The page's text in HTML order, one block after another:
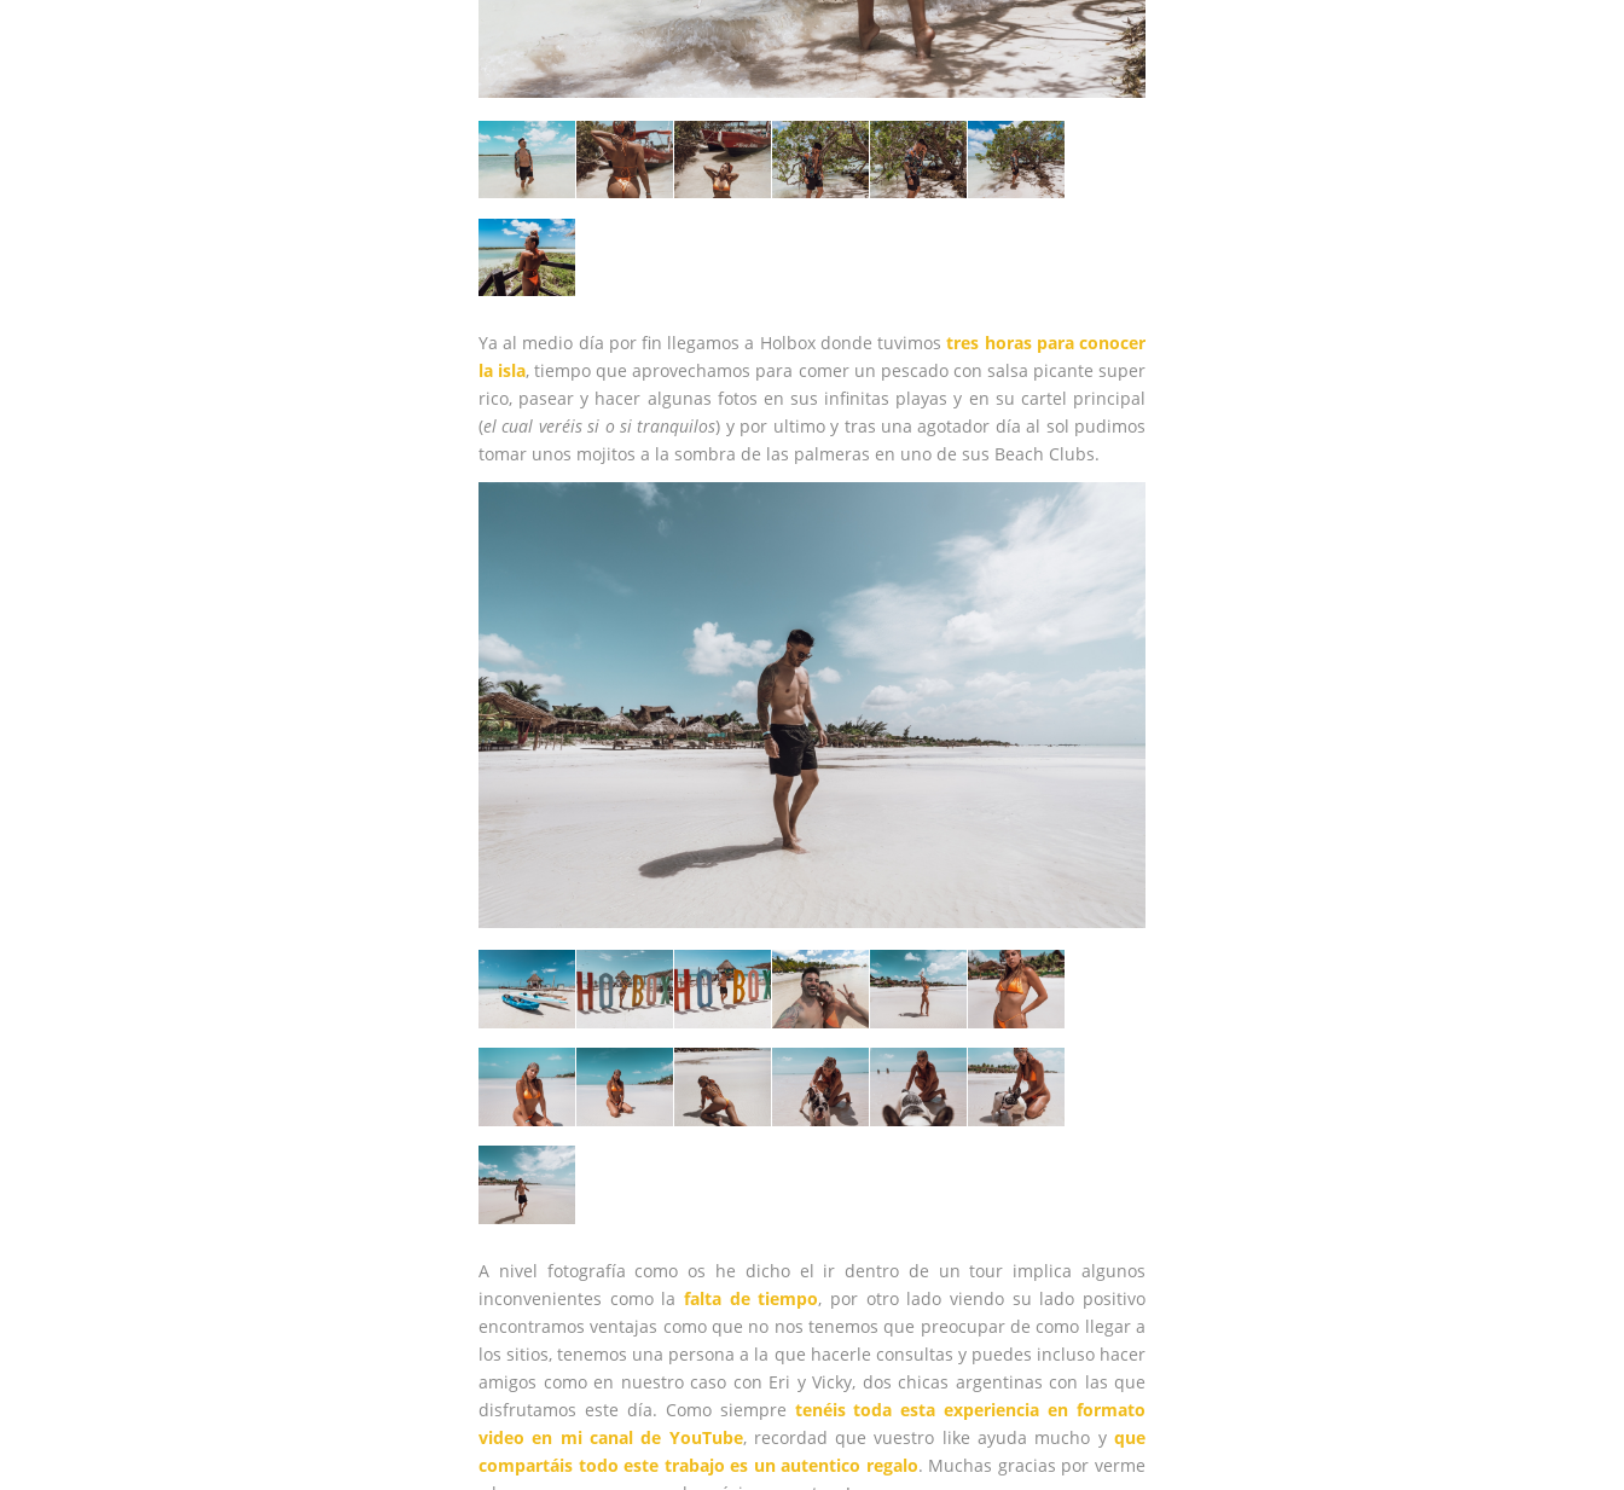
Ya al medio día por fin llegamos a Holbox donde tuvimostres horas para conocer
la isla, tiempo que aprovechamos para comer un pescado con salsa picante super
rico, pasear y hacer algunas fotos en sus infinitas playas y en su cartel principal
(el cual veréis si o si tranquilos) y por ultimo y tras una agotador día al sol pudimos
tomar unos mojitos a la sombra de las palmeras en uno de sus Beach Clubs.
A nivel fotografía como os he dicho el ir dentro de un tour implica algunos
inconvenientes como la falta de tiempo, por otro lado viendo su lado positivo
encontramos ventajas como que no nos tenemos que preocupar de como llegar a
los sitios, tenemos una persona a la que hacerle consultas y puedes incluso hacer
amigos como en nuestro caso con Eri y Vicky, dos chicas argentinas con las que
disfrutamos este día. Como siempre tenéis toda esta experiencia en formato
video en mi canal de YouTube, recordad que vuestro like ayuda mucho yque
compartáis todo este trabajo es un autentico regalo. Muchas gracias por verme